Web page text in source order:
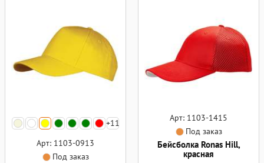
+11
Арт: 1103-0913
Под заказ
Арт: 1103-1415
Под заказ
Бейсболка Ronas Hill,
красная